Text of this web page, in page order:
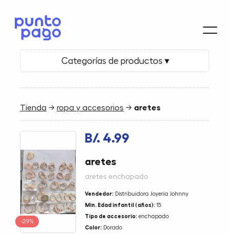
Categorías de productos ▾
Tienda →ropa y accesorios → aretes
-29%
B/. 4.99
aretes
aretes enchapado
Vendedor: Distribuidora Joyeria Johnny
Min. Edad infantil (años): 15
Tipo de accesorio: enchapado
Color: Dorado